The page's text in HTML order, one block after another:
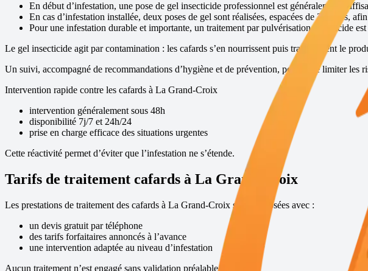
En début d’infestation, une pose de gel insecticide professionnel est généralement
En cas d’infestation installée, deux poses de gel sont réalisées, espacées de 30 jours,
Pour une infestation durable et importante, un traitement par pulvérisation insecticide
Le gel insecticide agit par contamination : les cafards s’en nourrissent puis transmettent le
Un suivi, accompagné de recommandations d’hygiène et de prévention, permet de limiter les
Intervention rapide contre les cafards à La Grand-Croix
intervention généralement sous 48h
disponibilité 7j/7 et 24h/24
prise en charge efficace des situations urgentes
Cette réactivité permet d’éviter que l’infestation ne s’étende.
Tarifs de traitement cafards à La Grand-Croix
Les prestations de traitement des cafards à La Grand-Croix sont proposées avec :
un devis gratuit par téléphone
des tarifs forfaitaires annoncés à l’avance
une intervention adaptée au niveau d’infestation
Aucun traitement n’est engagé sans validation préalable.